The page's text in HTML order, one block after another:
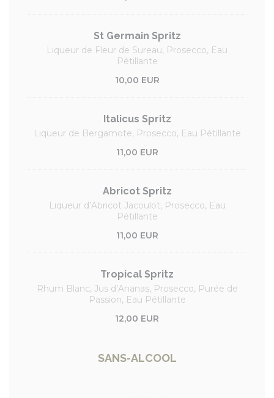
St Germain Spritz
Liqueur de Fleur de Sureau, Prosecco, Eau
Pétillante
10,00 EUR
Italicus Spritz
Liqueur de Bergamote, Prosecco, Eau Pétillante
11,00 EUR
Abricot Spritz
Liqueur d’Abricot Jacoulot, Prosecco, Eau
Pétillante
11,00 EUR
Tropical Spritz
Rhum Blanc, Jus d’Ananas, Prosecco, Purée de
Passion, Eau Pétillante
12,00 EUR
SANS-ALCOOL